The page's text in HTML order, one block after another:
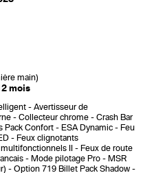
main)
mois
Avertisseur de
Collecteur chrome
Crash Bar
Pack Confort ESA Dynamic
Feu
Feux clignotants
II
Feux de route
Mode pilotage Pro
MSR
Option 719 Billet Pack Shadow